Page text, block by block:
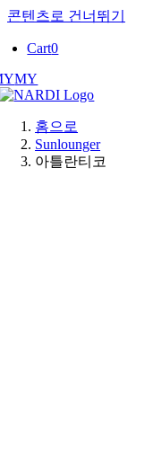
콘텐츠로 건너뛰기
Cart0
MY
홈으로
Sunlounger
아틀란티코